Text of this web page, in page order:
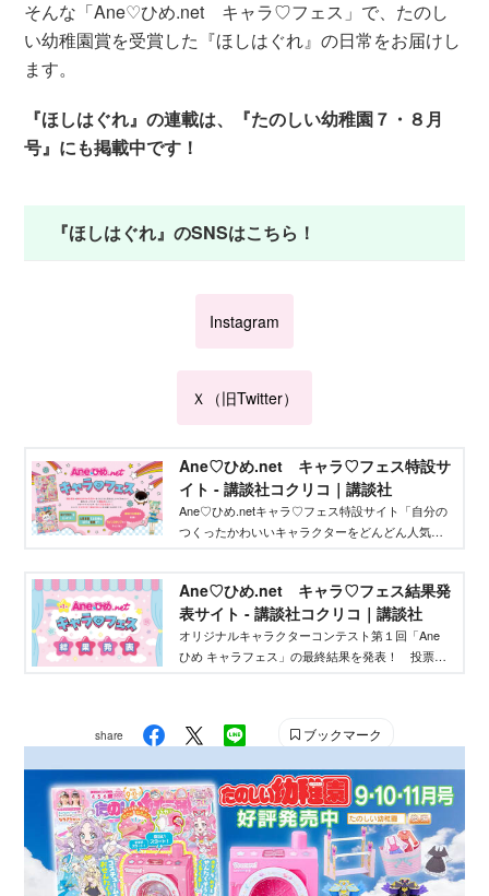
そんな「Ane♡ひめ.net キャラ♡フェス」で、たのし
い幼稚園賞を受賞した『ほしはぐれ』の日常をお届けし
ます。
『ほしはぐれ』の連載は、『たのしい幼稚園７・８月
号』にも掲載中です！
『ほしはぐれ』のSNSはこちら！
Instagram
Ｘ（旧Twitter）
Ane♡ひめ.net キャラ♡フェス特設サ
イト - 講談社コクリコ｜講談社
Ane♡ひめ.netキャラ♡フェス特設サイト「自分の
つくったかわいいキャラクターをどんどん人気者
作りたいクリエイターを応援するイベントです！
Ane♡ひめ.net キャラ♡フェス結果発
表サイト - 講談社コクリコ｜講談社
オリジナルキャラクターコンテスト第１回「Ane
ひめ キャラフェス」の最終結果を発表！ 投票結
share ブックマーク